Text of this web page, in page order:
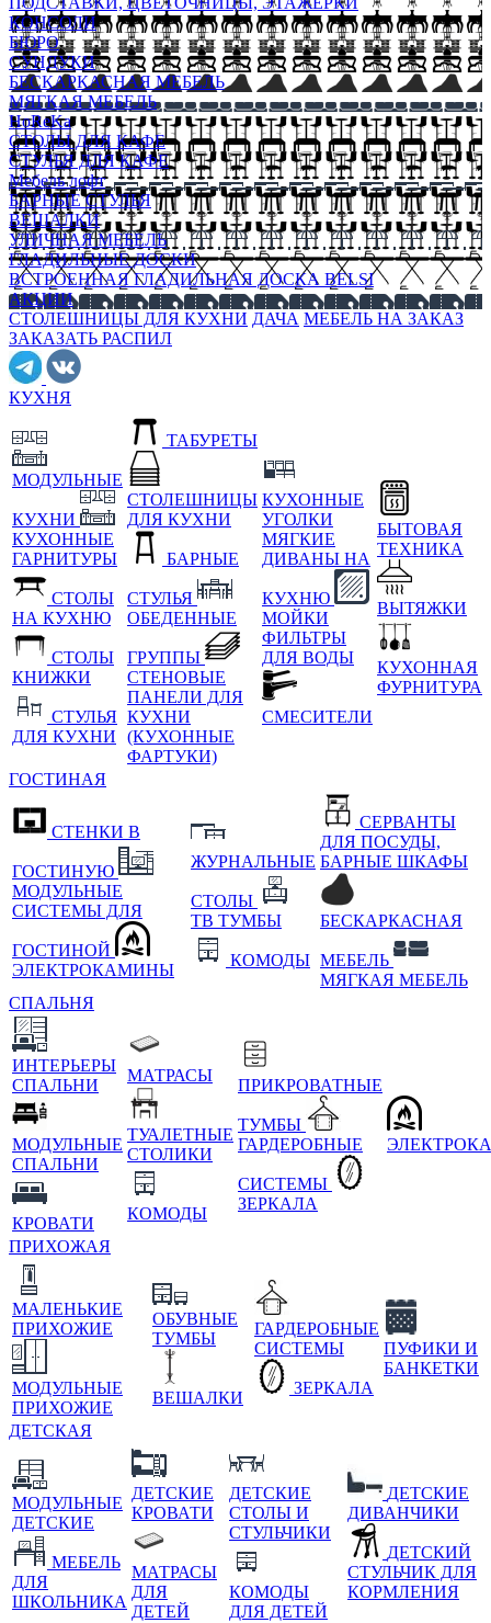
КОНСОЛИ
БЮРО
СУНДУКИ
БЕСКАРКАСНАЯ МЕБЕЛЬ
МЯГКАЯ МЕБЕЛЬ
HoReKa
СТОЛЫ ДЛЯ КАФЕ
СТУЛЬЯ ДЛЯ КАФЕ
Мебель лофт
БАРНЫЕ СТУЛЬЯ
ВЕШАЛКИ
УЛИЧНАЯ МЕБЕЛЬ
ГЛАДИЛЬНЫЕ ДОСКИ
ВСТРОЕННАЯ ГЛАДИЛЬНАЯ ДОСКА BELSI
АКЦИИ
СТОЛЕШНИЦЫ ДЛЯ КУХНИ ДАЧА МЕБЕЛЬ НА ЗАКАЗ
ЗАКАЗАТЬ РАСПИЛ
КУХНЯ
МОДУЛЬНЫЕ
КУХНИ
КУХОННЫЕ
ГАРНИТУРЫ
СТОЛЫ
НА КУХНЮ
СТОЛЫ
КНИЖКИ
СТУЛЬЯ
ДЛЯ КУХНИ
ТАБУРЕТЫ
СТОЛЕШНИЦЫ
ДЛЯ КУХНИ
БАРНЫЕ
СТУЛЬЯ
ОБЕДЕННЫЕ
ГРУППЫ
СТЕНОВЫЕ
ПАНЕЛИ ДЛЯ
КУХНИ
(КУХОННЫЕ
ФАРТУКИ)
КУХОННЫЕ
УГОЛКИ
МЯГКИЕ
ДИВАНЫ НА
КУХНЮ
МОЙКИ
ФИЛЬТРЫ
ДЛЯ ВОДЫ
СМЕСИТЕЛИ
БЫТОВАЯ
ТЕХНИКА
ВЫТЯЖКИ
КУХОННАЯ
ФУРНИТУРА
ГОСТИНАЯ
СТЕНКИ В
ГОСТИНУЮ
МОДУЛЬНЫЕ
СИСТЕМЫ ДЛЯ
ГОСТИНОЙ
ЭЛЕКТРОКАМИНЫ
ЖУРНАЛЬНЫЕ
СТОЛЫ
ТВ ТУМБЫ
КОМОДЫ
СЕРВАНТЫ
ДЛЯ ПОСУДЫ,
БАРНЫЕ ШКАФЫ
БЕСКАРКАСНАЯ
МЕБЕЛЬ
МЯГКАЯ МЕБЕЛЬ
СПАЛЬНЯ
ИНТЕРЬЕРЫ
СПАЛЬНИ
МОДУЛЬНЫЕ
СПАЛЬНИ
КРОВАТИ
МАТРАСЫ
ТУАЛЕТНЫЕ
СТОЛИКИ
КОМОДЫ
ПРИКРОВАТНЫЕ
ТУМБЫ
ГАРДЕРОБНЫЕ
СИСТЕМЫ
ЗЕРКАЛА
ПРИХОЖАЯ
МАЛЕНЬКИЕ
ПРИХОЖИЕ
МОДУЛЬНЫЕ
ПРИХОЖИЕ
ОБУВНЫЕ
ТУМБЫ
ВЕШАЛКИ
ГАРДЕРОБНЫЕ
СИСТЕМЫ
ЗЕРКАЛА
ПУФИКИ И
БАНКЕТКИ
ДЕТСКАЯ
МОДУЛЬНЫЕ
ДЕТСКИЕ
МЕБЕЛЬ
ДЛЯ
ШКОЛЬНИКА
ДЕТСКИЕ
КРОВАТИ
МАТРАСЫ
ДЛЯ
ДЕТЕЙ
ДЕТСКИЕ
СТОЛЫ И
СТУЛЬЧИКИ
КОМОДЫ
ДЛЯ ДЕТЕЙ
ДЕТСКИЕ
ДИВАНЧИКИ
ДЕТСКИЙ
СТУЛЬЧИК ДЛЯ
КОРМЛЕНИЯ